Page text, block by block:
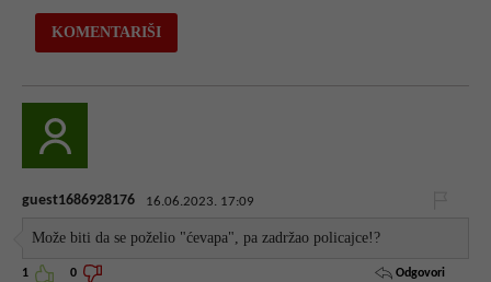
guest1686928176 16.06.2023. 17:09
Može biti da se poželio "ćevapa", pa zadržao policajce!?
1 0 Odgovori